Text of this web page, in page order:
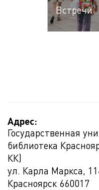
Встречи
Адрес:
Государственная
библиотека
КК)
ул. Карла Маркса,
Красноярск 660017